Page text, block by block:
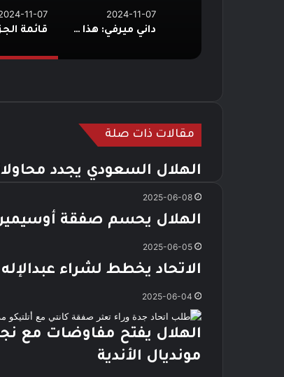
2024-11-07
داني ميرفي: هذا هو بديل محمد صلاح الأمثل
11-07
مقالات ذات صلة
الهلال السعودي يجدد
2025-06-08
الهلال يحسم صفقة
2025-06-05
الاتحاد يخطط لشراء
2025-06-04
الهلال يفتح مفاوضات مع
مونديال الأندية